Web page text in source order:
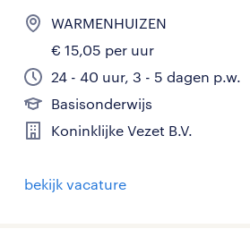
WARMENHUIZEN
€ 15,05 per uur
24 - 40 uur, 3 - 5 dagen p.w.
Basisonderwijs
Koninklijke Vezet B.V.
bekijk vacature